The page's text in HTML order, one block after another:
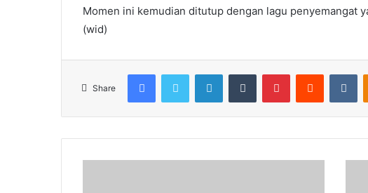
Momen ini kemudian ditutup dengan lagu penyemangat
(wid)
Share
FacebookTwitter LinkedInTumblr PinterestReddit